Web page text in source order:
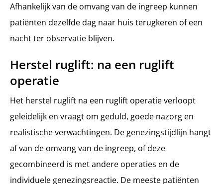
Afhankelijk van de omvang van de ingreep kunnen
patiënten dezelfde dag naar huis terugkeren of een
nacht ter observatie blijven.
Herstel ruglift: na een ruglift
operatie
Het herstel ruglift na een ruglift operatie verloopt
geleidelijk en vraagt om geduld, goede nazorg en
realistische verwachtingen. De genezingstijdlijn hangt
af van de omvang van de ingreep, of deze
gecombineerd is met andere operaties en de
individuele genezingsreactie. De meeste patiënten